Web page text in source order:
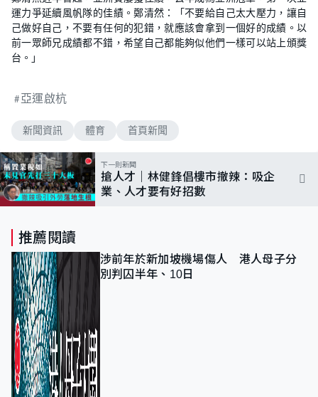
運力爭延續風帆隊的佳績。鄭清然：「不要給自己太大壓力，讓自
己做好自己，不要有任何的犯錯，就應該會拿到一個好的成績。以
前一眾師兄成績都不錯，希望自己都能夠似他們一樣可以站上頒獎
台。」
亞運啟杭
新聞資訊 體育 首頁新聞
下一則新聞
搶人才｜林健鋒倡樓市撤辣：吸企
業、人才要有好招數
推薦閱讀
涉前年於新加坡機場傷人 港人母子分
別判囚半年、10日